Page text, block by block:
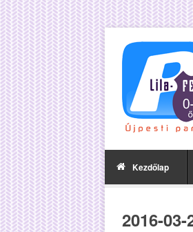
Kezdőlap
2016-